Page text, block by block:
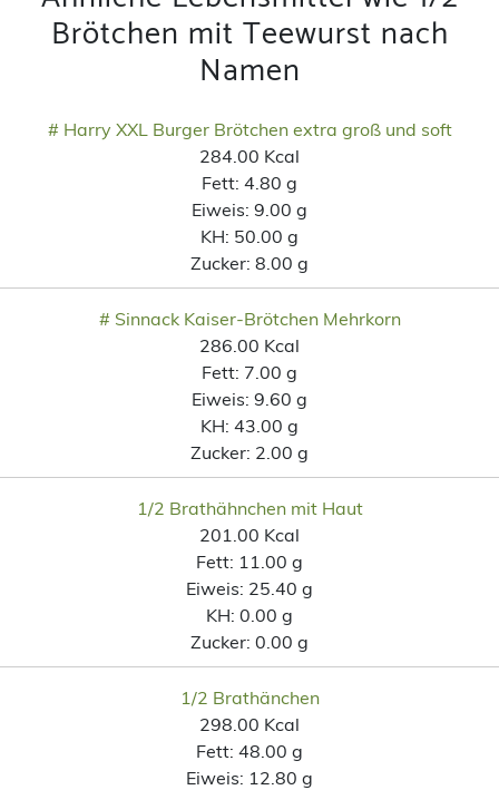
Brötchen mit Teewurst nach
Namen
# Harry XXL Burger Brötchen extra groß und soft
284.00 Kcal
Fett: 4.80 g
Eiweis: 9.00 g
KH: 50.00 g
Zucker: 8.00 g
# Sinnack Kaiser-Brötchen Mehrkorn
286.00 Kcal
Fett: 7.00 g
Eiweis: 9.60 g
KH: 43.00 g
Zucker: 2.00 g
1/2 Brathähnchen mit Haut
201.00 Kcal
Fett: 11.00 g
Eiweis: 25.40 g
KH: 0.00 g
Zucker: 0.00 g
1/2 Brathänchen
298.00 Kcal
Fett: 48.00 g
Eiweis: 12.80 g